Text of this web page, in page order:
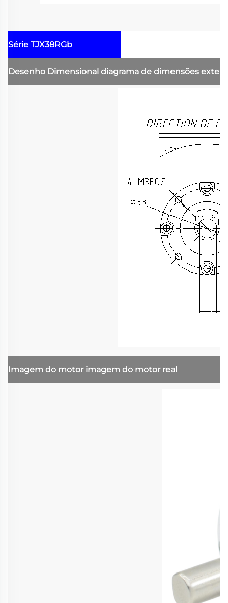
Série TJX38RGb
Desenho Dimensional diagrama de dimensões
Imagem do motor imagem do motor real